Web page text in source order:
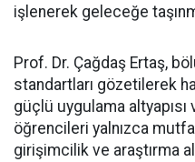
işlenerek geleceğe
Prof. Dr. Çağdaş Ertaş,
standartları gözetilerek
güçlü uygulama altyapısı
öğrencileri yalnızca
girişimcilik ve araştırma